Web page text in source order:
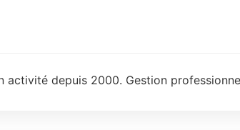
activité depuis 2000. Gestion